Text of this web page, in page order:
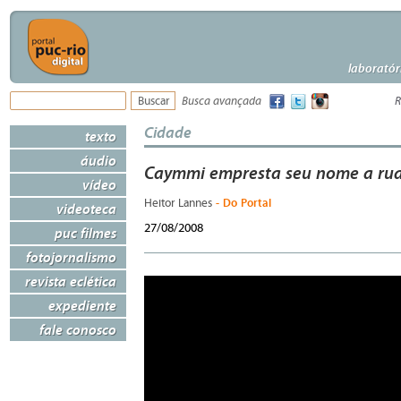
Busca avançada
texto
áudio
vídeo
videoteca
puc filmes
fotojornalismo
revista eclética
expediente
fale conosco
Cidade
Caymmi empresta seu nome a
Heitor Lannes - Do Portal
27/08/2008